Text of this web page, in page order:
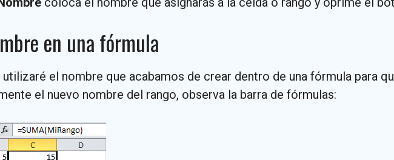
en una fórmula
el nombre que acabamos de crear dentro de una fórmula para
el nuevo nombre del rango, observa la barra de fórmulas: